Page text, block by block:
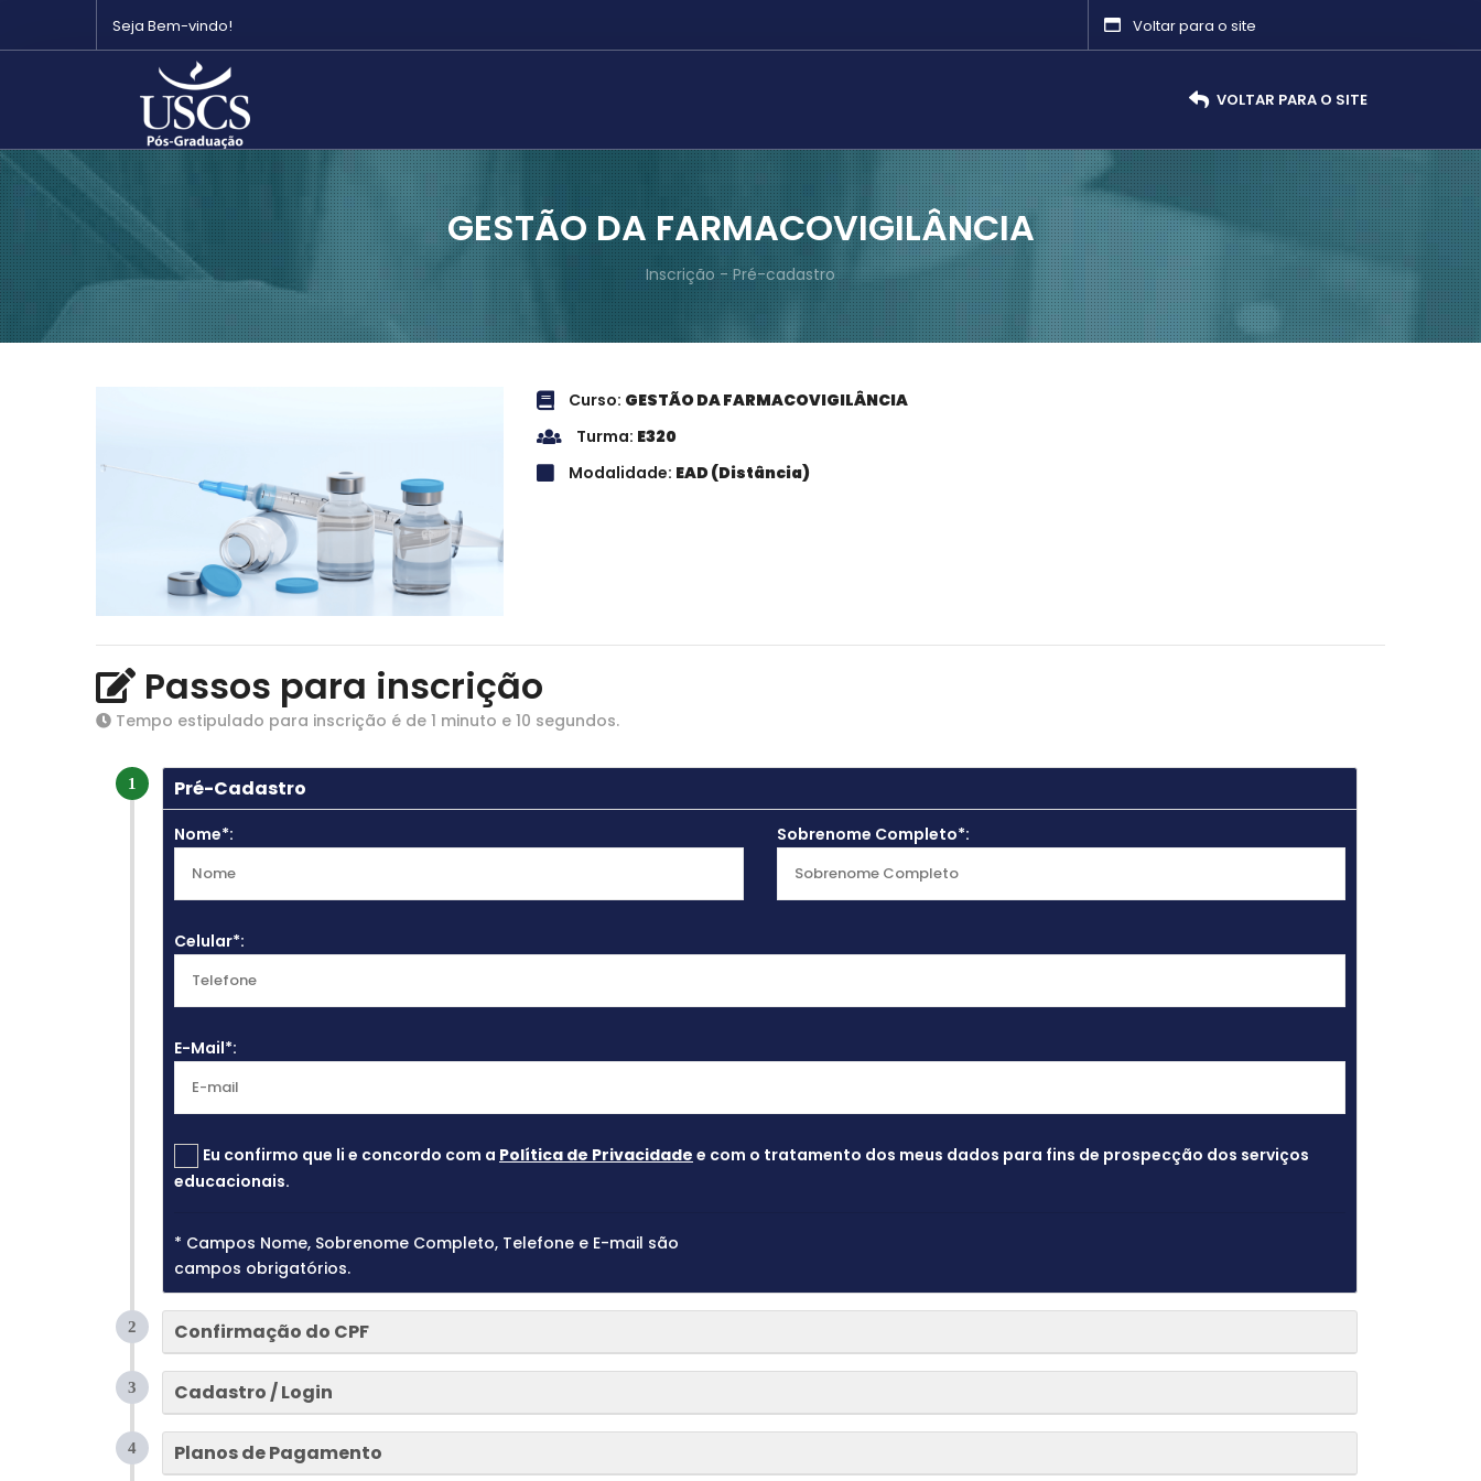
Seja Bem-vindo! Voltar para o site
VOLTAR PARA O SITE
GESTÃO DA FARMACOVIGILÂNCIA
Inscrição - Pré-cadastro
Curso: GESTÃO DA FARMACOVIGILÂNCIA
Turma: E320
Modalidade: EAD (Distância)
Passos para inscrição
Tempo estipulado para inscrição é de 1 minuto e 10 segundos.
1 Pré-Cadastro
Nome*: Sobrenome Completo*:
Celular*:
E-Mail*:
Eu confirmo que li e concordo com a Política de Privacidade e com o tratamento dos meus dados para fins de prospecção dos serviços
educacionais.
* Campos Nome, Sobrenome Completo, Telefone e E-mail são
campos obrigatórios.
2 Confirmação do CPF
3 Cadastro / Login
4 Planos de Pagamento